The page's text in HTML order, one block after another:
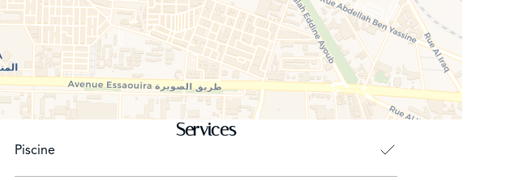
Services
Piscine